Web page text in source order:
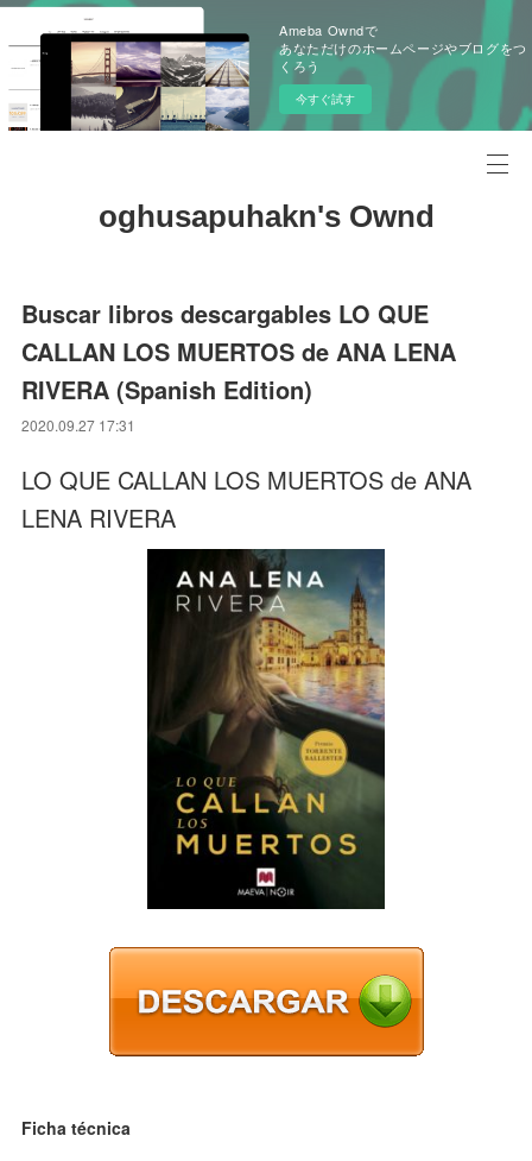
Ameba Owndで
あなただけのホームページやブログをつ
くろう
今すぐ試す
oghusapuhakn's Ownd
Buscar libros descargables LO QUE
CALLAN LOS MUERTOS de ANA LENA
RIVERA (Spanish Edition)
2020.09.27 17:31
LO QUE CALLAN LOS MUERTOS de ANA
LENA RIVERA
Ficha técnica